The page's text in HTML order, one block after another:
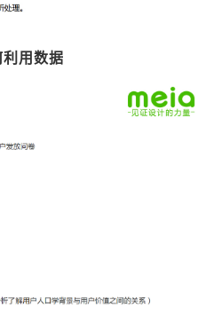
用数据